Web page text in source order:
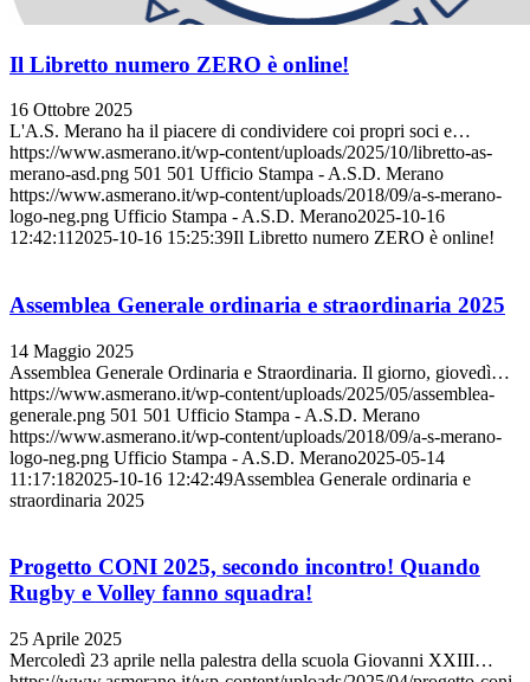
Il Libretto numero ZERO è online!
16 Ottobre 2025
L'A.S. Merano ha il piacere di condividere coi propri soci e…
https://www.asmerano.it/wp-content/uploads/2025/10/libretto-as-
merano-asd.png 501 501 Ufficio Stampa - A.S.D. Merano
https://www.asmerano.it/wp-content/uploads/2018/09/a-s-merano-
logo-neg.png Ufficio Stampa - A.S.D. Merano2025-10-16
12:42:11 2025-10-16 15:25:39Il Libretto numero ZERO è online!
Assemblea Generale ordinaria e straordinaria 2025
14 Maggio 2025
Assemblea Generale Ordinaria e Straordinaria. Il giorno, giovedì…
https://www.asmerano.it/wp-content/uploads/2025/05/assemblea-
generale.png 501 501 Ufficio Stampa - A.S.D. Merano
https://www.asmerano.it/wp-content/uploads/2018/09/a-s-merano-
logo-neg.png Ufficio Stampa - A.S.D. Merano2025-05-14
11:17:182025-10-16 12:42:49Assemblea Generale ordinaria e
straordinaria 2025
Progetto CONI 2025, secondo incontro! Quando
Rugby e Volley fanno squadra!
25 Aprile 2025
Mercoledì 23 aprile nella palestra della scuola Giovanni XXIII…